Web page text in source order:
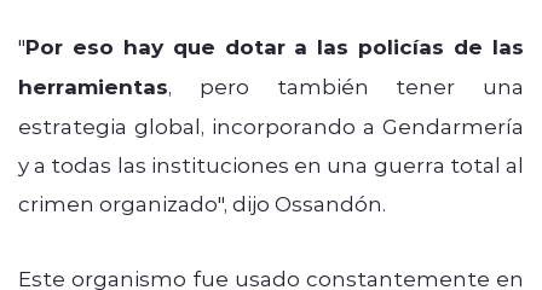
"Por eso hay que dotar a las policías de las
herramientas, pero también tener una
estrategia global, incorporando a Gendarmería
y a todas las instituciones en una guerra total al
crimen organizado", dijo Ossandón.
Este organismo fue usado constantemente en